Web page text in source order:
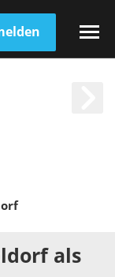
als